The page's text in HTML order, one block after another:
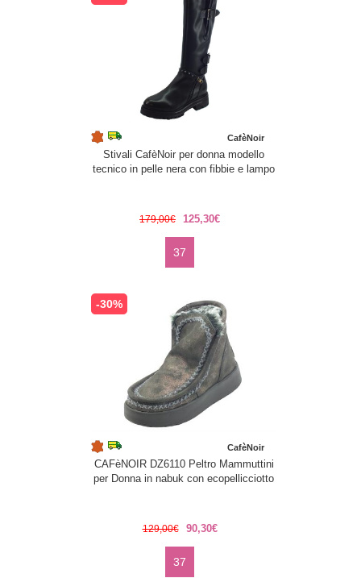
CafèNoir
Stivali CafèNoir per donna modello
tecnico in pelle nera con fibbie e lampo
179,00€ 125,30€
37
-30%
CafèNoir
CAFèNOIR DZ6110 Peltro Mammuttini
per Donna in nabuk con ecopellicciotto
129,00€ 90,30€
37